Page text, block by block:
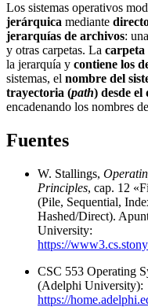
Los sistemas operativos
jerárquica mediante
jerarquías de archivos:
y otras carpetas. La carpeta
la jerarquía y contiene los
sistemas, el nombre del
trayectoria (path) desde
encadenando los nombres
Fuentes
W. Stallings,
Principles, cap. 12
(Pile, Sequential,
Hashed/Direct).
University:
https://
CSC 553 Operating
(Adelphi University):
https://